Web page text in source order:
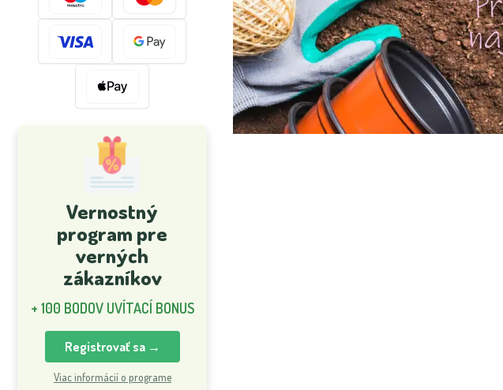
Vernostný
program pre
verných
zákazníkov
+ 100 BODOV UVÍTACÍ BONUS
Registrovať sa →
Viac informácií o programe